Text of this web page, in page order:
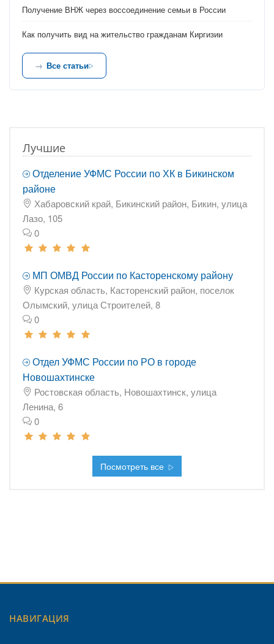
Получение ВНЖ через воссоединение семьи в России
Как получить вид на жительство гражданам Киргизии
Все статьи
Лучшие
Отделение УФМС России по ХК в Бикинском
районе
Хабаровский край, Бикинский район, Бикин, улица
Лазо, 105
0
МП ОМВД России по Касторенскому району
Курская область, Касторенский район, поселок
Олымский, улица Строителей, 8
0
Отдел УФМС России по РО в городе
Новошахтинске
Ростовская область, Новошахтинск, улица
Ленина, 6
0
Посмотреть все
НАВИГАЦИЯ